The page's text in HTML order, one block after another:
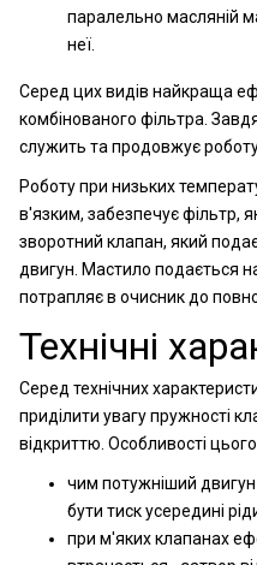
паралельно масляній
неї.
Серед цих видів найкраща
комбінованого фільтра.
служить та продовжує
Роботу при низьких
в'язким, забезпечує фільтр,
зворотний клапан, який
двигун. Мастило подається
потрапляє в очисник до
Технічні
Серед технічних
приділити увагу пружності
відкриттю. Особливості
чим потужніший
бути тиск усередині
при м'яких клапанах